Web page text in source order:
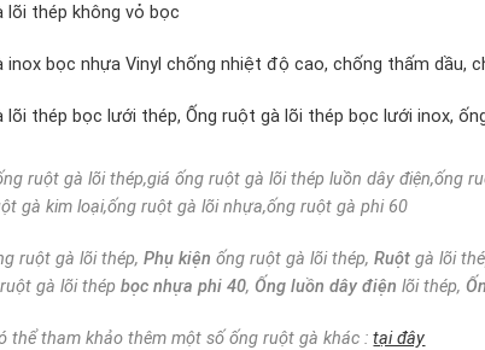
lõi thép không vỏ bọc
inox bọc nhựa Vinyl chống nhiệt độ cao, chống thấm dầu,
lõi thép bọc lưới thép, Ống ruột gà lõi thép bọc lưới inox,
ruột gà lõi thép,giá ống ruột gà lõi thép luồn dây điện,ống
gà kim loại,ống ruột gà lõi nhựa,ống ruột gà phi 60
ruột gà lõi thép,Phụ kiện ống ruột gà lõi thép,Ruột gà lõi
ruột gà lõi thépbọc nhựa phi 40,Ống luồn dây điện lõi thép,
thể tham khảo thêm một số ống ruột gà khác :tại đây